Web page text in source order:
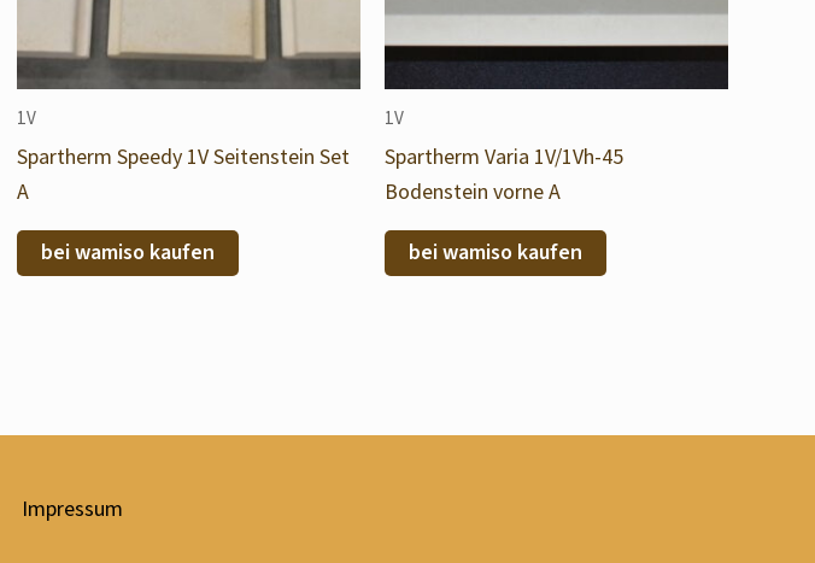
1V
Spartherm Speedy 1V Seitenstein Set
A
bei wamiso kaufen
1V
Spartherm Varia 1V/1Vh-45
Bodenstein vorne A
bei wamiso kaufen
Impressum